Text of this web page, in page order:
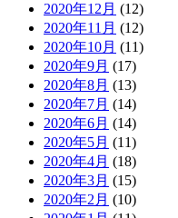
2020年12月 (12)
2020年11月 (12)
2020年10月 (11)
2020年9月 (17)
2020年8月 (13)
2020年7月 (14)
2020年6月 (14)
2020年5月 (11)
2020年4月 (18)
2020年3月 (15)
2020年2月 (10)